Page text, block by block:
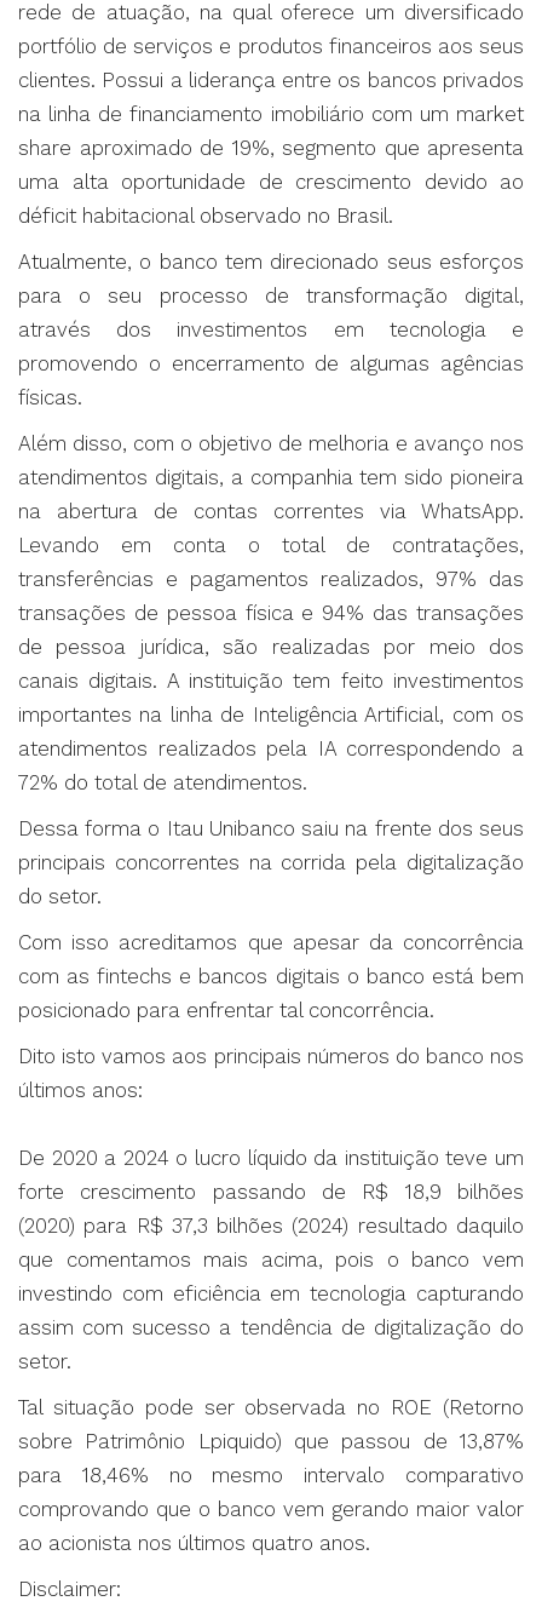
rede de atuação, na qual oferece um diversificado
portfólio de serviços e produtos financeiros aos seus
clientes. Possui a liderança entre os bancos privados
na linha de financiamento imobiliário com um market
share aproximado de 19%, segmento que apresenta
uma alta oportunidade de crescimento devido ao
déficit habitacional observado no Brasil.
Atualmente, o banco tem direcionado seus esforços
para o seu processo de transformação digital,
através dos investimentos em tecnologia e
promovendo o encerramento de algumas agências
físicas.
Além disso, com o objetivo de melhoria e avanço nos
atendimentos digitais, a companhia tem sido pioneira
na abertura de contas correntes via WhatsApp.
Levando em conta o total de contratações,
transferências e pagamentos realizados, 97% das
transações de pessoa física e 94% das transações
de pessoa jurídica, são realizadas por meio dos
canais digitais. A instituição tem feito investimentos
importantes na linha de Inteligência Artificial, com os
atendimentos realizados pela IA correspondendo a
72% do total de atendimentos.
Dessa forma o Itau Unibanco saiu na frente dos seus
principais concorrentes na corrida pela digitalização
do setor.
Com isso acreditamos que apesar da concorrência
com as fintechs e bancos digitais o banco está bem
posicionado para enfrentar tal concorrência.
Dito isto vamos aos principais números do banco nos
últimos anos:
De 2020 a 2024 o lucro líquido da instituição teve um
forte crescimento passando de R$ 18,9 bilhões
(2020) para R$ 37,3 bilhões (2024) resultado daquilo
que comentamos mais acima, pois o banco vem
investindo com eficiência em tecnologia capturando
assim com sucesso a tendência de digitalização do
setor.
Tal situação pode ser observada no ROE (Retorno
sobre Patrimônio Lpiquido) que passou de 13,87%
para 18,46% no mesmo intervalo comparativo
comprovando que o banco vem gerando maior valor
ao acionista nos últimos quatro anos.
Disclaimer: